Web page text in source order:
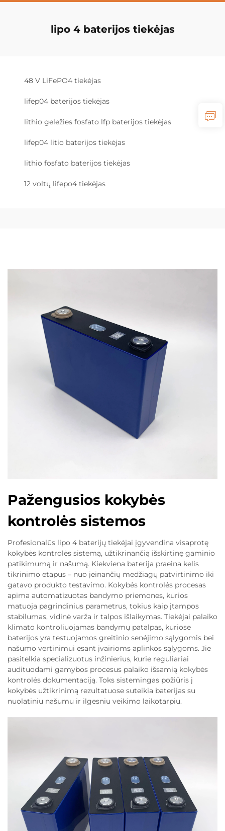
lipo 4 baterijos tiekėjas
48 V LiFePO4 tiekėjas
lifep04 baterijos tiekėjas
lithio geležies fosfato lfp baterijos tiekėjas
lifep04 litio baterijos tiekėjas
lithio fosfato baterijos tiekėjas
12 voltų lifepo4 tiekėjas
Pažengusios kokybės
kontrolės sistemos
Profesionalūs lipo 4 baterijų tiekėjai įgyvendina visaprotę
kokybės kontrolės sistemą, užtikrinančią išskirtinę gaminio
patikimumą ir našumą. Kiekviena baterija praeina kelis
tikrinimo etapus – nuo įeinančių medžiagų patvirtinimo iki
gatavo produkto testavimo. Kokybės kontrolės procesas
apima automatizuotas bandymo priemones, kurios
matuoja pagrindinius parametrus, tokius kaip įtampos
stabilumas, vidinė varža ir talpos išlaikymas. Tiekėjai palaiko
klimato kontroliuojamas bandymų patalpas, kuriose
baterijos yra testuojamos greitinio senėjimo sąlygomis bei
našumo vertinimui esant įvairioms aplinkos sąlygoms. Jie
pasitelkia specializuotus inžinierius, kurie reguliariai
audituodami gamybos procesus palaiko išsamią kokybės
kontrolės dokumentaciją. Toks sistemingas požiūris į
kokybės užtikrinimą rezultatuose suteikia baterijas su
nuolatiniu našumu ir ilgesniu veikimo laikotarpiu.